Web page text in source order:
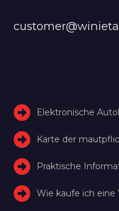
Elektronische
Karte der
Praktische
Wie kaufe ich eine